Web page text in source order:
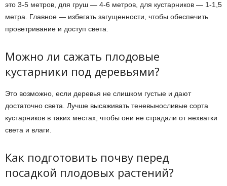
это 3-5 метров, для груш — 4-6 метров, для кустарников — 1-1,5
метра. Главное — избегать загущенности, чтобы обеспечить
проветривание и доступ света.
Можно ли сажать плодовые
кустарники под деревьями?
Это возможно, если деревья не слишком густые и дают
достаточно света. Лучше высаживать теневыносливые сорта
кустарников в таких местах, чтобы они не страдали от нехватки
света и влаги.
Как подготовить почву перед
посадкой плодовых растений?